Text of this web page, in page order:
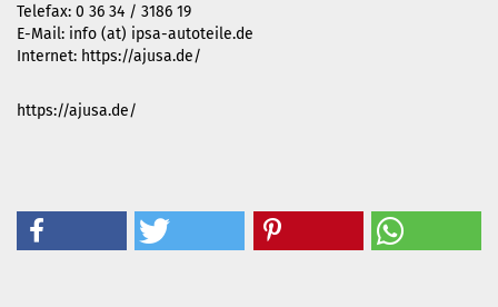
Telefax: 0 36 34 / 3186 19
E-Mail: info (at) ipsa-autoteile.de
Internet: https://ajusa.de/
https://ajusa.de/